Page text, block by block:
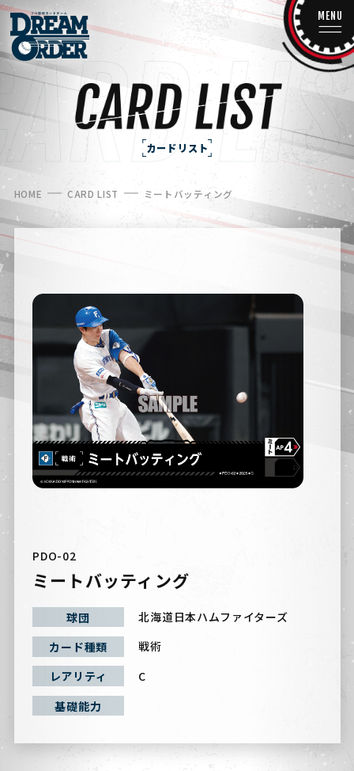
MENU
カードリスト
HOME CARD LIST ミートバッティング
PDO-02
ミートバッティング
球団
北海道日本ハムファイターズ
カード種類
戦術
レアリティ
C
基礎能力